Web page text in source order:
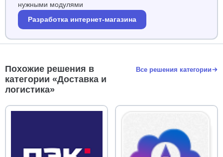
нужными модулями
Разработка интернет-магазина
Похожие решения в
категории «Доставка и
логистика»
Все решения категории